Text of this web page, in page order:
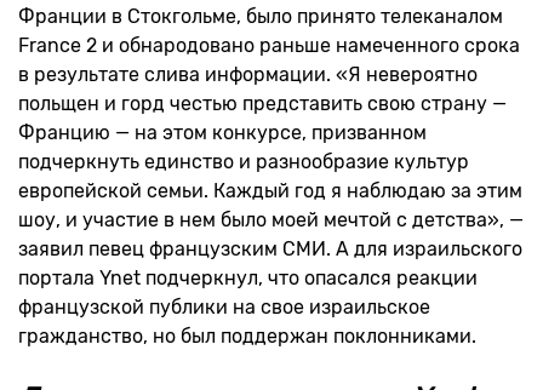
Франции в Стокгольме, было принято телеканалом
France 2 и обнародовано раньше намеченного срока
в результате слива информации. «Я невероятно
польщен и горд честью представить свою страну —
Францию — на этом конкурсе, призванном
подчеркнуть единство и разнообразие культур
европейской семьи. Каждый год я наблюдаю за этим
шоу, и участие в нем было моей мечтой с детства», —
заявил певец французским СМИ. А для израильского
портала Ynet подчеркнул, что опасался реакции
французской публики на свое израильское
гражданство, но был поддержан поклонниками.